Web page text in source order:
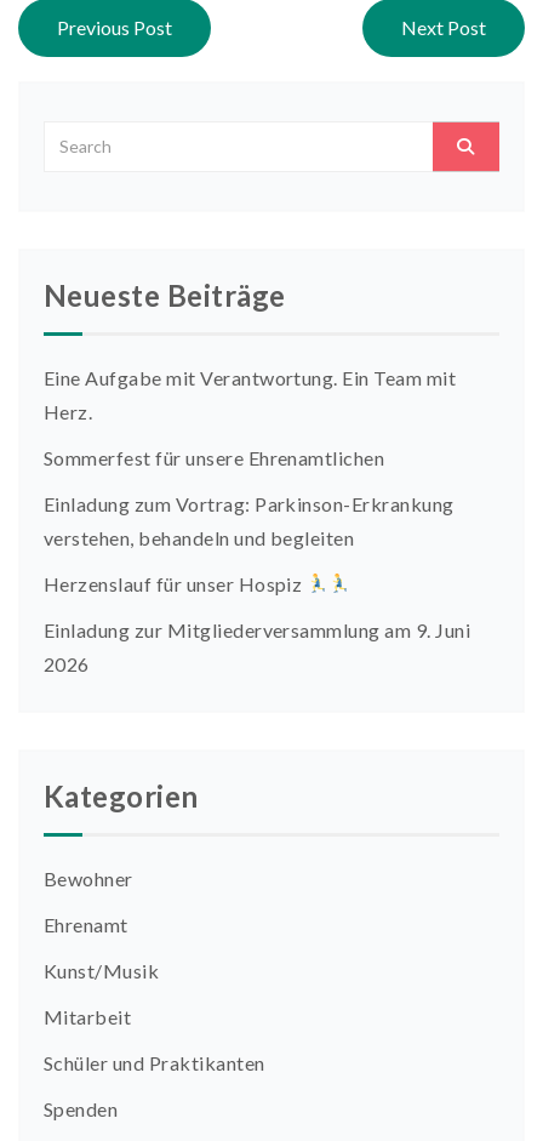
Post navigation
Previous Post Next Post
Neueste Beiträge
Eine Aufgabe mit Verantwortung. Ein Team mit
Herz.
Sommerfest für unsere Ehrenamtlichen
Einladung zum Vortrag: Parkinson-Erkrankung
verstehen, behandeln und begleiten
Herzenslauf für unser Hospiz
Einladung zur Mitgliederversammlung am 9. Juni
2026
Kategorien
Bewohner
Ehrenamt
Kunst/Musik
Mitarbeit
Schüler und Praktikanten
Spenden